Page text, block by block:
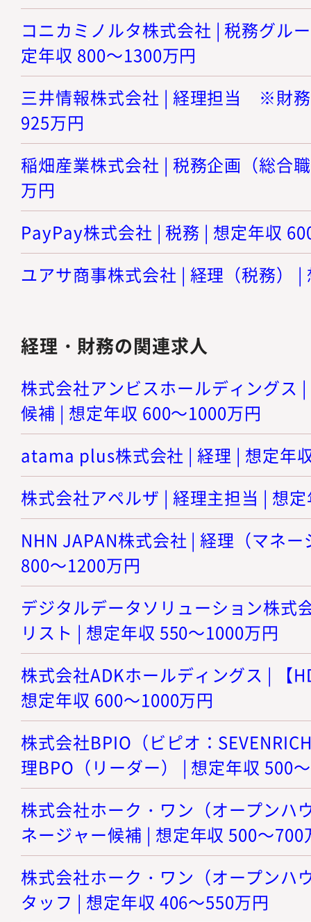
コニカミノルタ株式会社 | 税務グル
定年収 800～1300万円
三井情報株式会社 | 経理担当 ※財
925万円
稲畑産業株式会社 | 税務企画（総合
万円
PayPay株式会社 | 税務 | 想定年収
ユアサ商事株式会社 | 経理（税務）
経理・財務の関連求人
株式会社アンビスホールディングス
候補 | 想定年収 600～1000万円
atama plus株式会社 | 経理 | 想定年
株式会社アペルザ | 経理主担当 | 想
NHN JAPAN株式会社 | 経理（マネ
800～1200万円
デジタルデータソリューション株式
リスト | 想定年収 550～1000万円
株式会社ADKホールディングス | 【
想定年収 600～1000万円
株式会社BPIO（ビピオ：
理BPO（リーダー） | 想定年収 500
株式会社ホーク・ワン（オープンハ
ネージャー候補 | 想定年収 500～700
株式会社ホーク・ワン（オープンハ
タッフ | 想定年収 406～550万円